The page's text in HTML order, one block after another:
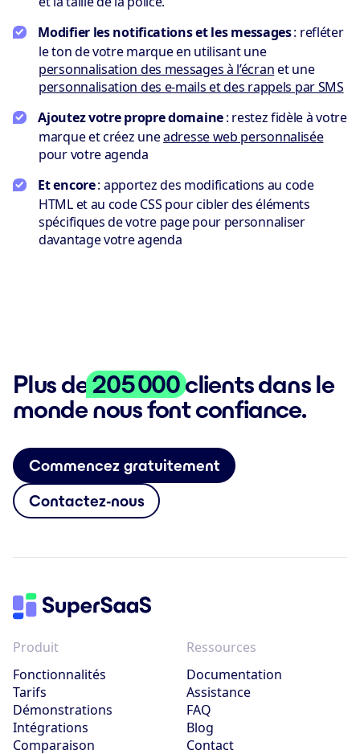
Modifier les notifications et les messages: refléter
le ton de votre marque en utilisant une
personnalisation des messages à l’écranet une
personnalisation des e-mails et des rappels par SMS
Ajoutez votre propre domaine: restez fidèle à votre
marque et créez uneadresse web personnalisée
pour votre agenda
Et encore: apportez des modifications au code
HTML et au code CSS pour cibler des éléments
spécifiques de votre page pour personnaliser
davantage votre agenda
Plus de205 000clients dans le
monde nous font confiance.
Commencez gratuitement
Contactez-nous
Produit
Fonctionnalités
Tarifs
Démonstrations
Intégrations
Comparaison
Ressources
Documentation
Assistance
FAQ
Blog
Contact